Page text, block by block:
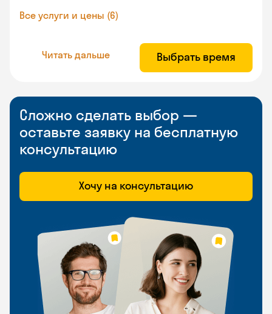
Все услуги и цены (6)
Читать дальше Выбрать время
Сложно сделать выбор —
оставьте заявку на бесплатную
консультацию
Хочу на консультацию